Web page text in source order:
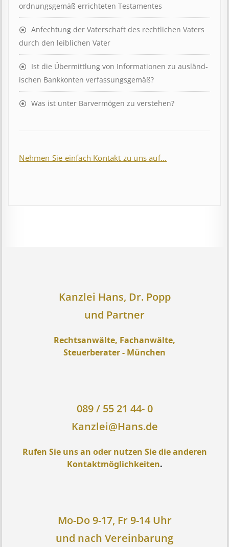
ord­nungs­ge­mäß er­richt­et­en Test­ament­es
Anfechtung der Vaterschaft des rechtlichen Vaters
durch den leiblichen Vater
Ist die Über­mitt­lung von In­for­mat­ion­en zu aus­länd­
isch­en Bank­kont­en ver­fass­ungs­ge­mäß?
Was ist unter Barvermögen zu verstehen?
Nehmen Sie einfach Kontakt zu uns auf...
Kanzlei Hans, Dr. Popp
und Partner
Rechtsanwälte, Fachanwälte,
Steuerberater - München
089 / 55 21 44- 0
Kanzlei@Hans.de
Rufen Sie uns an oder nutzen Sie die anderen
Kontaktmöglichkeiten.
Mo-Do 9-17, Fr 9-14 Uhr
und nach Vereinbarung